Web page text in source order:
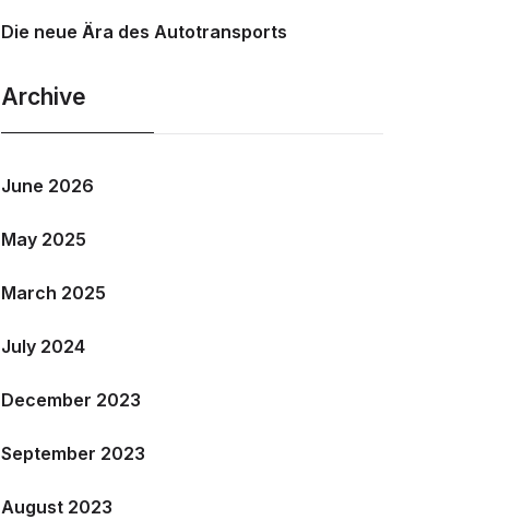
Die neue Ära des Autotransports
Archive
June 2026
May 2025
March 2025
July 2024
December 2023
September 2023
August 2023